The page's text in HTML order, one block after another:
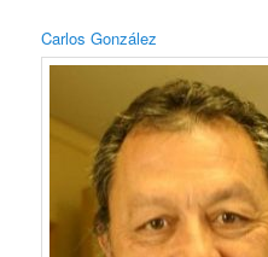
Carlos González